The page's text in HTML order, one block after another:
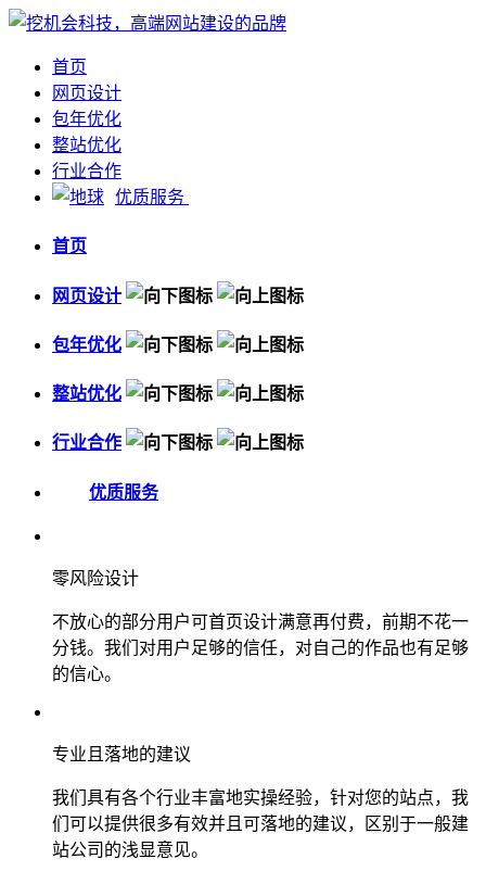
首页
网页设计
包年优化
整站优化
行业合作
优质服务
首页
网页设计
包年优化
整站优化
行业合作
优质服务
零风险设计
不放心的部分用户可首页设计满意再付费，前期不花一
分钱。我们对用户足够的信任，对自己的作品也有足够
的信心。
专业且落地的建议
我们具有各个行业丰富地实操经验，针对您的站点，我
们可以提供很多有效并且可落地的建议，区别于一般建
站公司的浅显意见。